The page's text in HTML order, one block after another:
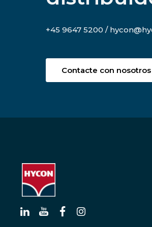
+45 9647 5200 /
Contacte con nosotros